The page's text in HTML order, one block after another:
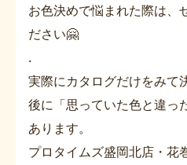
お色決めで悩まれた際は、
ださい🤗
.
実際にカタログだけをみて
後に「思っていた色と違っ
あります。
プロタイムズ盛岡北店・花